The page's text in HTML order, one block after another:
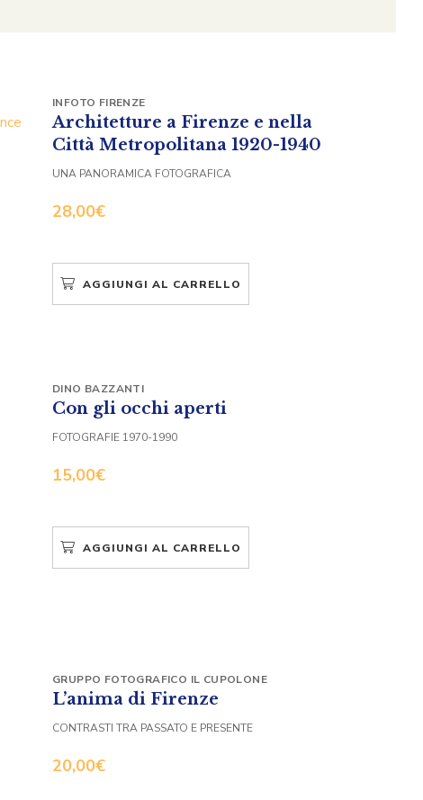
Architetture a Firenze e nella
Città Metropolitana 1920-1940
28,00€
INFOTO FIRENZE
UNA PANORAMICA FOTOGRAFICA
AGGIUNGI AL CARRELLO
Con gli occhi aperti
15,00€
DINO BAZZANTI
FOTOGRAFIE 1970-1990
AGGIUNGI AL CARRELLO
L’anima di Firenze
20,00€
GRUPPO FOTOGRAFICO IL CUPOLONE
CONTRASTI TRA PASSATO E PRESENTE